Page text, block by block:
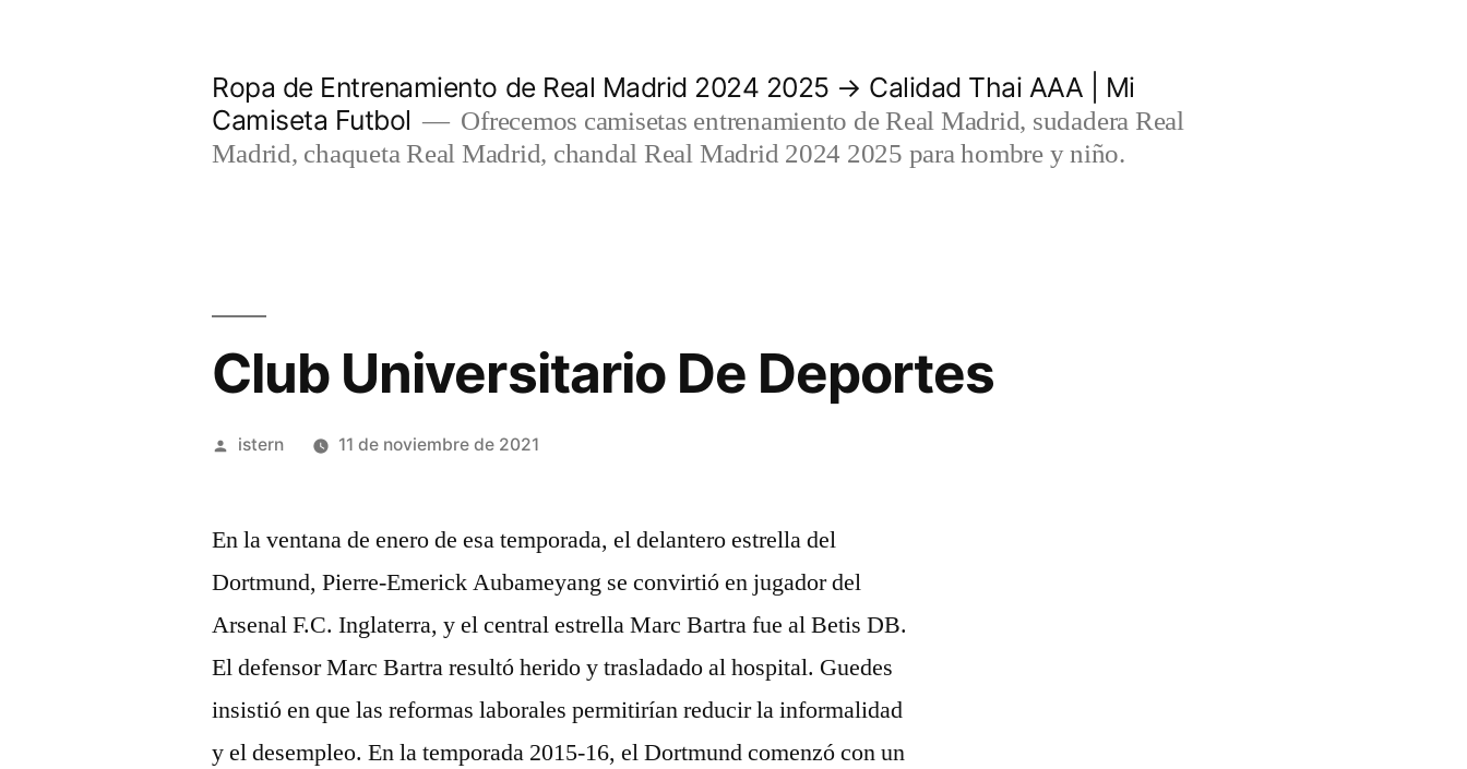
Ropa de Entrenamiento de Real Madrid 2024 2025 → Calidad Thai AAA | Mi
Camiseta Futbol
Ofrecemos camisetas entrenamiento de Real Madrid, sudadera Real
Madrid, chaqueta Real Madrid, chandal Real Madrid 2024 2025 para hombre y niño.
Club Universitario De Deportes
Publicado
istern 11 de noviembre de 2021
En la ventana de enero de esa temporada, el delantero estrella del
Dortmund, Pierre-Emerick Aubameyang se convirtió en jugador del
Arsenal F.C. Inglaterra, y el central estrella Marc Bartra fue al Betis DB.
El defensor Marc Bartra resultó herido y trasladado al hospital. Guedes
insistió en que las reformas laborales permitirían reducir la informalidad
y el desempleo. En la temporada 2015-16, el Dortmund comenzó con un